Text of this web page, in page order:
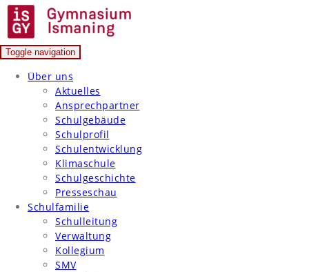
Skip
content
Gymnasium Ismaning
Toggle navigation
Über uns
Aktuelles
Ansprechpartner
Schulgebäude
Schulprofil
Schulentwicklung
Klimaschule
Schulgeschichte
Presseschau
Schulfamilie
Schulleitung
Verwaltung
Kollegium
SMV